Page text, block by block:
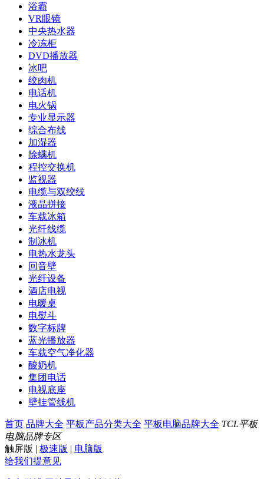
浴霸
VR眼镜
中央热水器
冷冻柜
DVD播放器
冰吧
绞肉机
电话机
电火锅
专业显示器
综合布线
加湿器
除螨机
程控交换机
监视器
电缆与双绞线
液晶拼接
车载冰箱
光纤线缆
制冰机
电热水龙头
回音壁
光纤设备
酒店电视
电暖桌
电熨斗
数字标牌
蓝光播放器
车载空气净化器
酸奶机
集团电话
电视底座
壁挂管线机
首页 品牌大全 平板产品分类大全 平板电脑品牌大全 TCL平板
电脑品牌专区
触屏版 | 极速版 | 电脑版
给我们提意见